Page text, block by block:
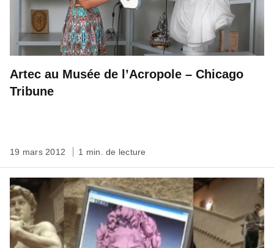
Artec au Musée de l’Acropole – Chicago
Tribune
19 mars 2012 1 min. de lecture